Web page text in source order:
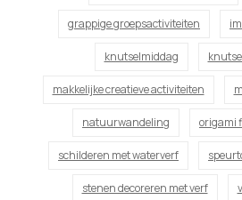
grappige groepsactiviteiten
knutselmiddag
makkelijke creatieve activiteiten
natuurwandeling origami
schilderen met waterverf
stenen decoreren met verf